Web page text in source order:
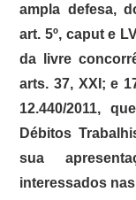
ampla defesa,
art. 5º, caput e
da livre
arts. 37, XXI; e
12.440/2011,
Débitos
sua
interessados